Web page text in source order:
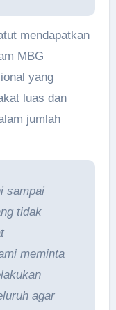
mendapatkan
MBG
yang
luas dan
jumlah
sampai
tidak
meminta
agar